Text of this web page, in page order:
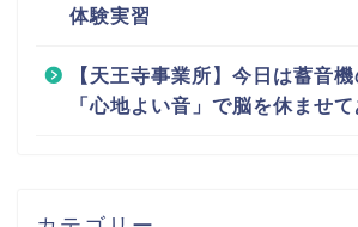
体験実習
【天王寺事業所】今日は蓄音
「心地よい音」で脳を休ませ